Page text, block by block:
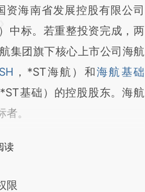
资海南省发展控股有限公司
中标。若重整投资完成，两
集团旗下核心上市公司海航
，*ST海航）和海航基础
*ST基础）的控股股东。海航
。
读
限